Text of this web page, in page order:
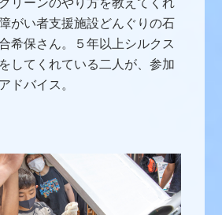
リーンのやり方を教えてくれ
がい者支援施設どんぐりの石
希保さん。５年以上シルクス
してくれている二人が、参加
ドバイス。